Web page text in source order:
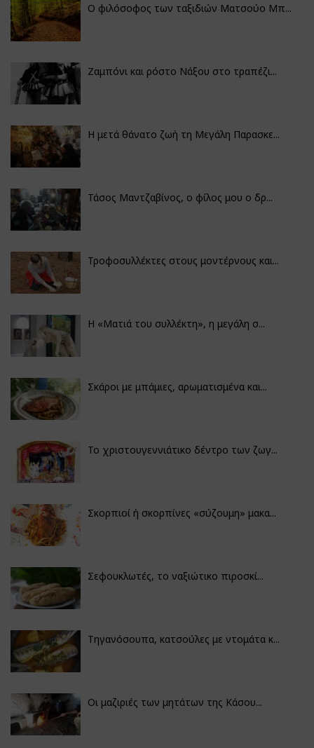
Ο φιλόσοφος των ταξιδιών Ματσούο Μπ...
Ζαμπόνι και ρόστο Νάξου στο τραπέζι...
Η μετά θάνατο ζωή τη Μεγάλη Παρασκε...
Τάσος Μαντζαβίνος, ο φίλος μου ο δρ...
Τροφοσυλλέκτες στους μοντέρνους και...
H «Ματιά του συλλέκτη», η μεγάλη σ...
Σκάροι με μπάμιες, αρωματισμένα και...
Το χριστουγεννιάτικο δέντρο των ζωγ...
Σκορπιοί ή σκορπίνες «σύζουμη» μακα...
Σεφουκλωτές, το ναξιώτικο πιροσκί...
Τηγανόσουπα, κατσούλες με ντομάτα κ...
Οι μαζιριές των μητάτων της Κάσου...